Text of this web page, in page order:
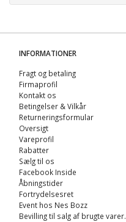
INFORMATIONER
Fragt og betaling
Firmaprofil
Kontakt os
Betingelser & Vilkår
Returneringsformular
Oversigt
Vareprofil
Rabatter
Sælg til os
Facebook Inside
Åbningstider
Fortrydelsesret
Event hos Nes Bozz
Bevilling til salg af brugte varer.